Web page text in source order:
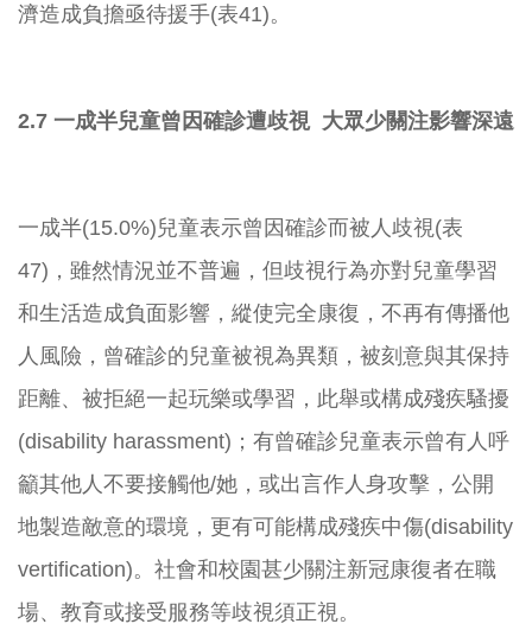
濟造成負擔亟待援手(表41)。
2.7 一成半兒童曾因確診遭歧視 大眾少關注影響深遠
一成半(15.0%)兒童表示曾因確診而被人歧視(表
47)， 雖然情況並不普遍，但歧視行為亦對兒童學習
和生活造成負面影響， 縱使完全康復，不再有傳播他
人風險，曾確診的兒童被視為異類， 被刻意與其保持
距離、被拒絕一起玩樂或學習， 此舉或構成殘疾騷擾
(disability harassment)； 有曾確診兒童表示曾有人呼
籲其他人不要接觸他/她， 或出言作人身攻擊，公開
地製造敵意的環境， 更有可能構成殘疾中傷(disability
vertification)。 社會和校園甚少關注新冠康復者在職
場、 教育或接受服務等歧視須正視。